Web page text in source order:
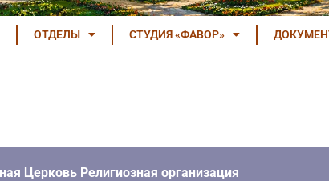
ОТДЕЛЫ СТУДИЯ «ФАВОР»
Церковь Религиозная организация